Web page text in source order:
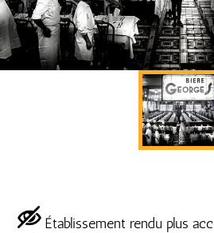
Établissement rendu plus